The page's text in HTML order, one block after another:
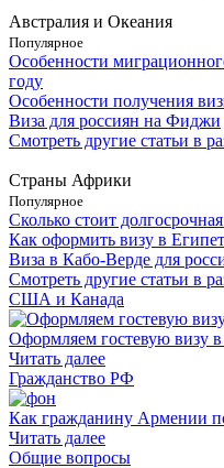
Австралия и Океания
Популярное
Особенности
году
Особенности получения
Виза для россиян на Фиджи
Смотреть другие статьи в
Страны Африки
Популярное
Сколько стоит
Как оформить визу в Египет
Виза в Кабо-Верде для
Смотреть другие статьи в
США и Канада
Оформляем гостевую визу
Читать далее
Гражданство РФ
Как гражданину Армении
Читать далее
Общие вопросы